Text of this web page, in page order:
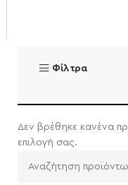
Φίλτρα
Δεν βρέθηκε κανένα
επιλογή σας.